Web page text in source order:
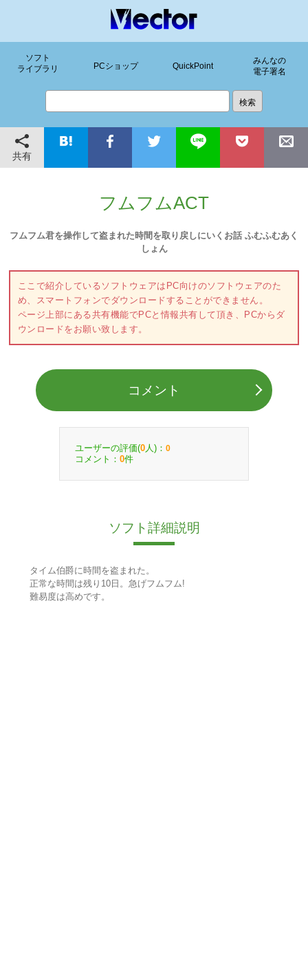
ソフト
ライブラリ
PCショップ QuickPoint
みんなの
電子署名
共有
フムフムACT
フムフム君を操作して盗まれた時間を取り戻しにいくお話 ふむふむあく
しょん
ここで紹介しているソフトウェアはPC向けのソフトウェアのた
め、スマートフォンでダウンロードすることができません。
ページ上部にある共有機能でPCと情報共有して頂き、PCからダ
ウンロードをお願い致します。
コメント
ユーザーの評価(0 人)： 0
コメント： 0件
ソフト詳細説明
タイム伯爵に時間を盗まれた。
正常な時間は残り10日。急げフムフム!
難易度は高めです。